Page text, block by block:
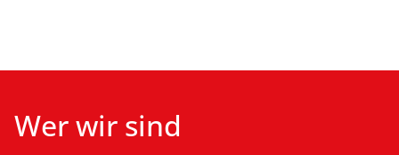
Wer wir sind